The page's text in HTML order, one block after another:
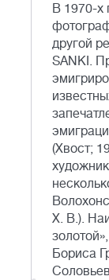
В 1970-х
другой
SANKI.
(Хвост;
Х. В.).
Бориса